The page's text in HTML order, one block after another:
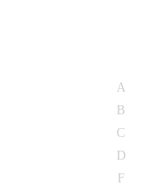
A
B
C
D
F